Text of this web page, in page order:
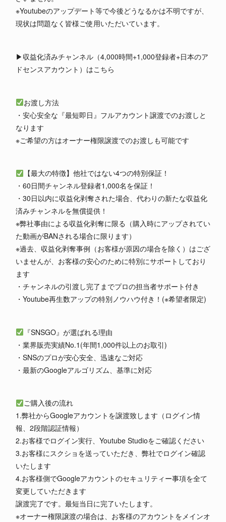
※Youtubeのアップデート等で今後どうなるかは不明ですが、
現状は問題なく皆様ご使用いただいています。
▶︎収益化済みチャンネル（4,000時間+1,000登録者+日本のア
ドセンスアカウント）はこちら
お渡し方法
・安心安全な『最短即日』フルアカウント譲渡でのお渡しと
なります
※ご希望の方はオーナー権限譲渡でのお渡しも可能です
【最大の特徴】他社ではない4つの特別保証！
・60日間チャンネル登録者1,000名を保証！
・30日以内に収益化剥奪された場合、代わりの新たな収益化
済みチャンネルを無償提供！
※弊社事由による収益化剥奪に限る（購入時にアップされてい
た動画がBANされる場合に限ります）
※過去、収益化剥奪事例（お客様が原因の場合を除く）はござ
いませんが、お客様の安心のために特別にサポートしており
ます
・チャンネルの引渡し完了までプロの担当者サポート付き
・Youtube再生数アップの特別ノウハウ付き！(※希望者限定)
『SNSGO』が選ばれる理由
・業界販売実績No.1(年間1,000件以上のお取引)
・SNSのプロが安心安全、迅速なご対応
・最新のGoogleアルゴリズム、基準に対応
ご購入後の流れ
1.弊社からGoogleアカウントを譲渡致します（ログイン情
報、2段階認証情報）
2.お客様でログイン実行、Youtube Studioをご確認ください
3.お客様にスクショを送っていただき、弊社でログイン確認
いたします
4.お客様側でGoogleアカウントのセキュリティー事項を全て
変更していただきます
譲渡完了です。最短当日に完了いたします。
※オーナー権限譲渡の場合は、お客様のアカウントをメインオ